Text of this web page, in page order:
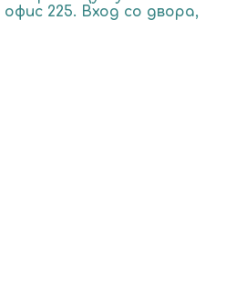
офис 225. Вход со двора,